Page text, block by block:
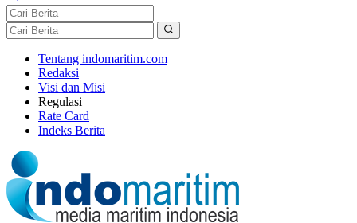
Tentang indomaritim.com
Redaksi
Visi dan Misi
Regulasi
Rate Card
Indeks Berita